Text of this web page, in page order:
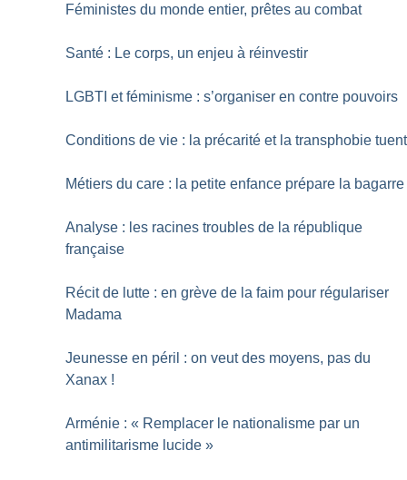
Féministes du monde entier, prêtes au combat
Santé : Le corps, un enjeu à réinvestir
LGBTI et féminisme : s’organiser en contre pouvoirs
Conditions de vie : la précarité et la transphobie tuent
Métiers du care : la petite enfance prépare la bagarre
Analyse : les racines troubles de la république
française
Récit de lutte : en grève de la faim pour régulariser
Madama
Jeunesse en péril : on veut des moyens, pas du
Xanax !
Arménie : « Remplacer le nationalisme par un
antimilitarisme lucide »